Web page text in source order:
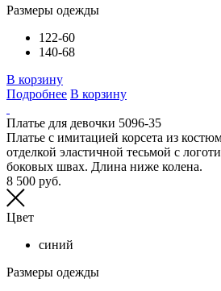
Размеры одежды
122-60
140-68
В корзину
Подробнее В корзину
Платье для девочки 5096-35
Платье с имитацией корсета из
отделкой эластичной тесьмой с
боковых швах. Длина ниже колена.
8 500 руб.
Цвет
синий
Размеры одежды